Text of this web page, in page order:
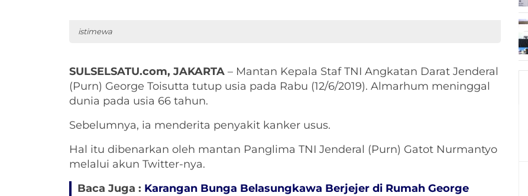
istimewa
SULSELSATU.com, JAKARTA – Mantan Kepala Staf TNI Angkatan Darat Jenderal
(Purn) George Toisutta tutup usia pada Rabu (12/6/2019). Almarhum meninggal
dunia pada usia 66 tahun.
Sebelumnya, ia menderita penyakit kanker usus.
Hal itu dibenarkan oleh mantan Panglima TNI Jenderal (Purn) Gatot Nurmantyo
melalui akun Twitter-nya.
Baca Juga : Karangan Bunga Belasungkawa Berjejer di Rumah George